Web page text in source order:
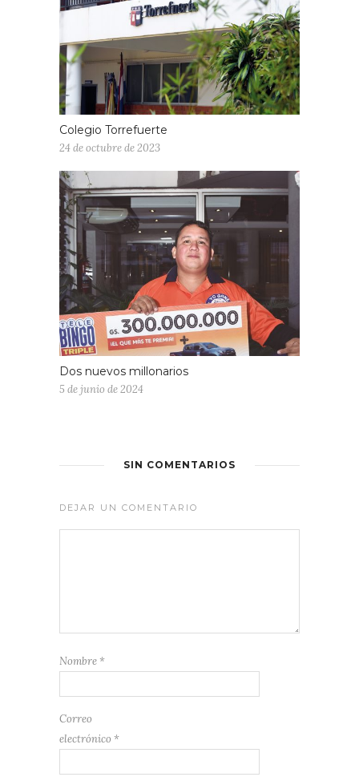
Colegio Torrefuerte
24 de octubre de 2023
Dos nuevos millonarios
5 de junio de 2024
SIN COMENTARIOS
DEJAR UN COMENTARIO
Nombre *
Correo
electrónico *